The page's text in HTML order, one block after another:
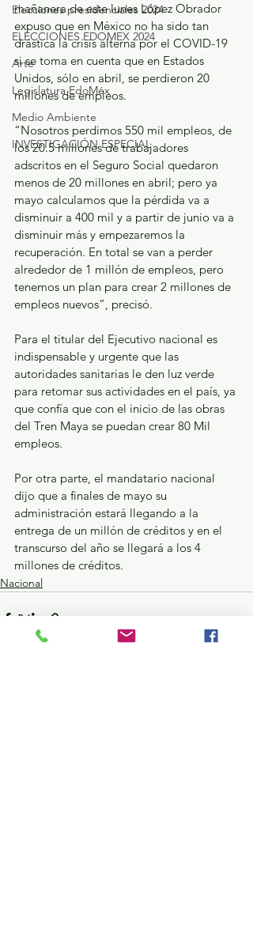
Elecciones presidenciales 2024
ELECCIONES EDOMEX 2024
Arte
Legislatura EdoMéx
Medio Ambiente
INVESTIGACIÓN ESPECIAL
mañanera de este lunes López Obrador
expuso que en México no ha sido tan
drástica la crisis alterna por el COVID-19
si se toma en cuenta que en Estados
Unidos, sólo en abril, se perdieron 20
millones de empleos.
“Nosotros perdimos 550 mil empleos, de
los 20.5 millones de trabajadores
adscritos en el Seguro Social quedaron
menos de 20 millones en abril; pero ya
mayo calculamos que la pérdida va a
disminuir a 400 mil y a partir de junio va a
disminuir más y empezaremos la
recuperación. En total se van a perder
alrededor de 1 millón de empleos, pero
tenemos un plan para crear 2 millones de
empleos nuevos”, precisó.
Para el titular del Ejecutivo nacional es
indispensable y urgente que las
autoridades sanitarias le den luz verde
para retomar sus actividades en el país, ya
que confía que con el inicio de las obras
del Tren Maya se puedan crear 80 Mil
empleos.
Por otra parte, el mandatario nacional
dijo que a finales de mayo su
administración estará llegando a la
entrega de un millón de créditos y en el
transcurso del año se llegará a los 4
millones de créditos.
Nacional